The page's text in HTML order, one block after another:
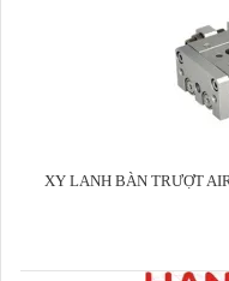
XY LANH BÀN TRƯỢT